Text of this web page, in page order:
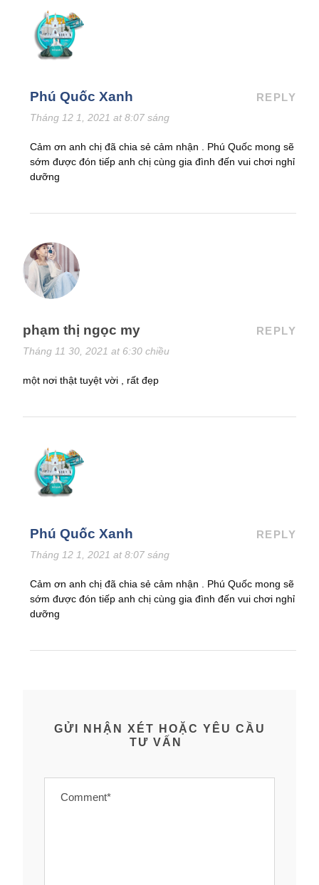
Phú Quốc Xanh
Tháng 12 1, 2021 at 8:07 sáng
REPLY
Cảm ơn anh chị đã chia sẻ cảm nhận . Phú Quốc mong sẽ
sớm được đón tiếp anh chị cùng gia đình đến vui chơi nghỉ
dưỡng
phạm thị ngọc my
Tháng 11 30, 2021 at 6:30 chiều
REPLY
một nơi thật tuyệt vời , rất đẹp
Phú Quốc Xanh
Tháng 12 1, 2021 at 8:07 sáng
REPLY
Cảm ơn anh chị đã chia sẻ cảm nhận . Phú Quốc mong sẽ
sớm được đón tiếp anh chị cùng gia đình đến vui chơi nghỉ
dưỡng
GỬI NHẬN XÉT HOẶC YÊU CẦU
TƯ VẤN